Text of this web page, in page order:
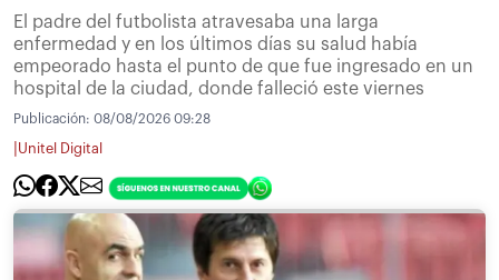
El padre del futbolista atravesaba una larga
enfermedad y en los últimos días su salud había
empeorado hasta el punto de que fue ingresado en un
hospital de la ciudad, donde falleció este viernes
Publicación: 08/08/2026 09:28
Unitel Digital